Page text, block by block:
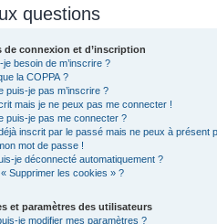
questions
de connexion et d’inscription
je besoin de m’inscrire ?
la COPPA ?
puis-je pas m’inscrire ?
mais je ne peux pas me connecter !
puis-je pas me connecter ?
inscrit par le passé mais ne peux à présent
mot de passe !
je déconnecté automatiquement ?
Supprimer les cookies » ?
et paramètres des utilisateurs
je modifier mes paramètres ?